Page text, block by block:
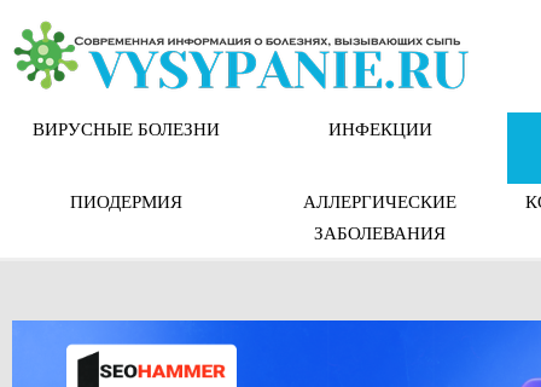
to
content
ВИРУСНЫЕ БОЛЕЗНИ ИНФЕКЦИИ
ПИОДЕРМИЯ
АЛЛЕРГИЧЕСКИЕ
ЗАБОЛЕВАНИЯ